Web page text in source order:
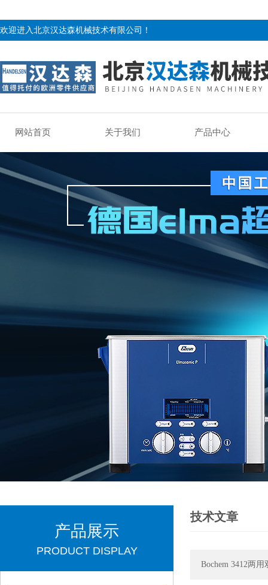
欢迎进入北京汉达森机械技术有限公司！
网站首页 关于我们 产品中心
产品展示
PRODUCT DISPLAY
技术文章
Bochem 3412两